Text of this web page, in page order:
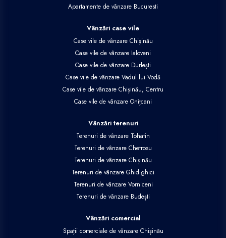
Apartamente de vânzare Bucuresti
Vânzări case vile
Case vile de vânzare Chișinău
Case vile de vânzare Ialoveni
Case vile de vânzare Durlești
Case vile de vânzare Vadul lui Vodă
Case vile de vânzare Chișinău, Centru
Case vile de vânzare Onițcani
Vânzări terenuri
Terenuri de vânzare Tohatin
Terenuri de vânzare Chetrosu
Terenuri de vânzare Chișinău
Terenuri de vânzare Ghidighici
Terenuri de vânzare Vorniceni
Terenuri de vânzare Budești
Vânzări comercial
Spații comerciale de vânzare Chișinău